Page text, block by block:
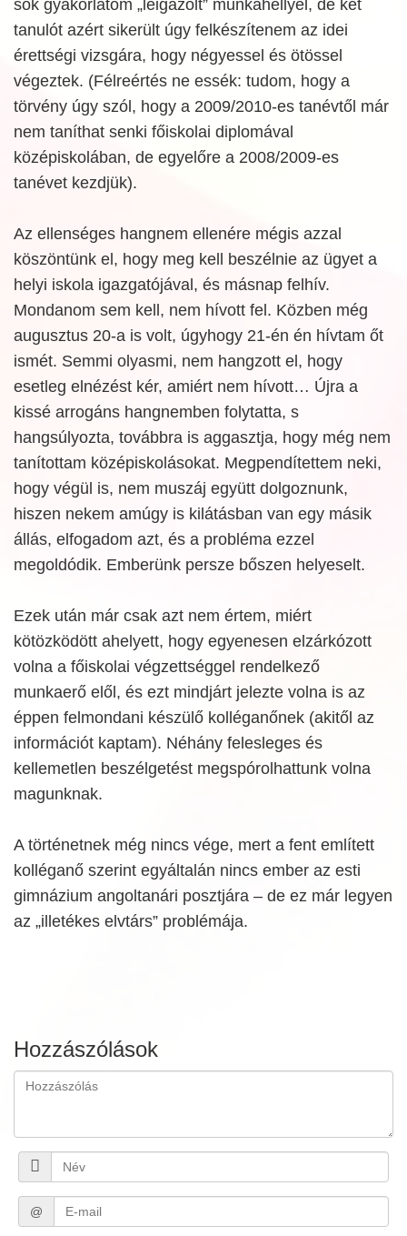
sok gyakorlatom „leigazolt” munkahellyel, de két
tanulót azért sikerült úgy felkészítenem az idei
érettségi vizsgára, hogy négyessel és ötössel
végeztek. (Félreértés ne essék: tudom, hogy a
törvény úgy szól, hogy a 2009/2010-es tanévtől már
nem taníthat senki főiskolai diplomával
középiskolában, de egyelőre a 2008/2009-es
tanévet kezdjük).
Az ellenséges hangnem ellenére mégis azzal
köszöntünk el, hogy meg kell beszélnie az ügyet a
helyi iskola igazgatójával, és másnap felhív.
Mondanom sem kell, nem hívott fel. Közben még
augusztus 20-a is volt, úgyhogy 21-én én hívtam őt
ismét. Semmi olyasmi, nem hangzott el, hogy
esetleg elnézést kér, amiért nem hívott… Újra a
kissé arrogáns hangnemben folytatta, s
hangsúlyozta, továbbra is aggasztja, hogy még nem
tanítottam középiskolásokat. Megpendítettem neki,
hogy végül is, nem muszáj együtt dolgoznunk,
hiszen nekem amúgy is kilátásban van egy másik
állás, elfogadom azt, és a probléma ezzel
megoldódik. Emberünk persze bőszen helyeselt.
Ezek után már csak azt nem értem, miért
kötözködött ahelyett, hogy egyenesen elzárkózott
volna a főiskolai végzettséggel rendelkező
munkaerő elől, és ezt mindjárt jelezte volna is az
éppen felmondani készülő kolléganőnek (akitől az
információt kaptam). Néhány felesleges és
kellemetlen beszélgetést megspórolhattunk volna
magunknak.
A történetnek még nincs vége, mert a fent említett
kolléganő szerint egyáltalán nincs ember az esti
gimnázium angoltanári posztjára – de ez már legyen
az „illetékes elvtárs” problémája.
Hozzászólások
@